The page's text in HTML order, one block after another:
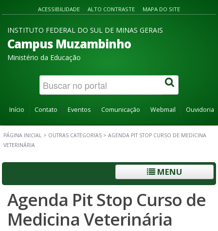
ACESSIBILIDADE ALTO CONTRASTE MAPA DO SITE
INSTITUTO FEDERAL DO SUL DE MINAS GERAIS
Campus Muzambinho
Ministério da Educação
Início Contato Eventos Comunicação Webmail Ouvidoria
PÁGINA INICIAL > OUTRAS CATEGORIAS > AGENDA PIT STOP CURSO DE MEDICINA
VETERINÁRIA
MENU
Agenda Pit Stop Curso de
Medicina Veterinária